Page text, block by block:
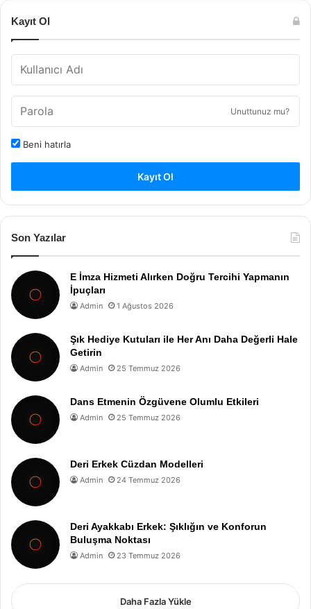
Kayıt Ol
Unuttunuz mu?
Beni hatırla
Kayıt Ol
Son Yazılar
E İmza Hizmeti Alırken Doğru Tercihi Yapmanın
İpuçları
Admin 1 Ağustos 2026
Şık Hediye Kutuları ile Her Anı Daha Değerli Hale
Getirin
Admin 25 Temmuz 2026
Dans Etmenin Özgüvene Olumlu Etkileri
Admin 25 Temmuz 2026
Deri Erkek Cüzdan Modelleri
Admin 24 Temmuz 2026
Deri Ayakkabı Erkek: Şıklığın ve Konforun
Buluşma Noktası
Admin 23 Temmuz 2026
Daha Fazla Yükle